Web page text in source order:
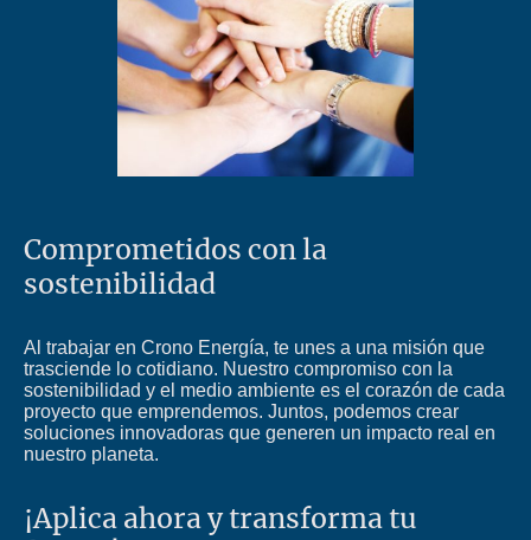
Comprometidos con la
sostenibilidad
Al trabajar en Crono Energía, te unes a una misión que
trasciende lo cotidiano. Nuestro compromiso con la
sostenibilidad y el medio ambiente es el corazón de cada
proyecto que emprendemos. Juntos, podemos crear
soluciones innovadoras que generen un impacto real en
nuestro planeta.
¡Aplica ahora y transforma tu